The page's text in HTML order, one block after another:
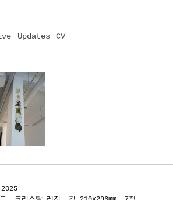
Updates CV